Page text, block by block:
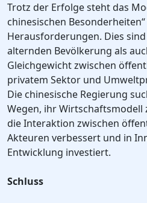
Trotz der Erfolge steht das
chinesischen
Herausforderungen. Dies
alternden Bevölkerung als
Gleichgewicht zwischen
privatem Sektor und
Die chinesische Regierung
Wegen, ihr
die Interaktion zwischen
Akteuren verbessert und in
Entwicklung investiert.
Schluss